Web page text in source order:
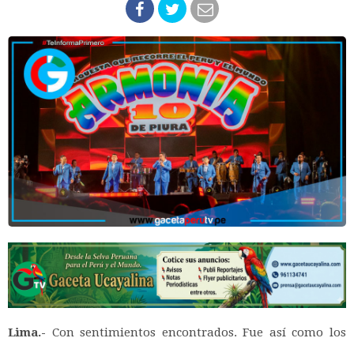
Lima.- Con sentimientos encontrados. Fue así como los